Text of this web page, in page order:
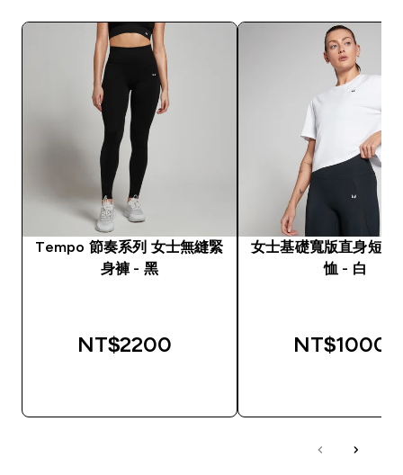
Tempo 節奏系列 女士無縫緊
身褲 - 黑
NT$2200‎
女士基礎寬版直身短袖
恤 - 白
NT$1000‎